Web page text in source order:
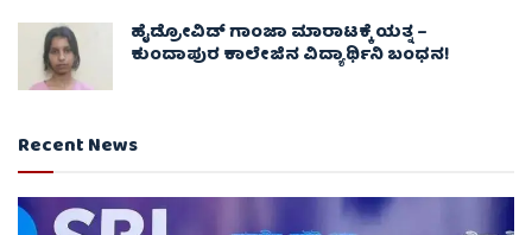
ಹೈಡ್ರೋವಿಡ್ ಗಾಂಜಾ ಮಾರಾಟಕ್ಕೆ ಯತ್ನ –
ಕುಂದಾಪುರ ಕಾಲೇಜಿನ ವಿದ್ಯಾರ್ಥಿನಿ ಬಂಧನ!
Recent News